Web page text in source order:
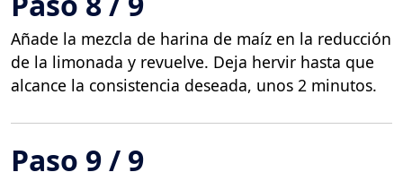
Añade la mezcla de harina de maíz en la reducción
de la limonada y revuelve. Deja hervir hasta que
alcance la consistencia deseada, unos 2 minutos.
Paso 9 / 9